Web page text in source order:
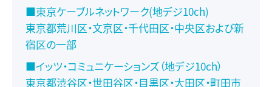
■東京ケーブルネットワーク(地デジ10ch)
東京都荒川区・文京区・千代田区・中央区および新
宿区の一部
■イッツ・コミュニケーションズ（地デジ10ch）
東京都渋谷区・世田谷区・目黒区・大田区・町田市